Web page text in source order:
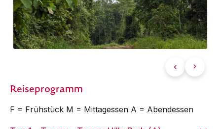
Reiseprogramm
F = Frühstück M = Mittagessen A = Abendessen